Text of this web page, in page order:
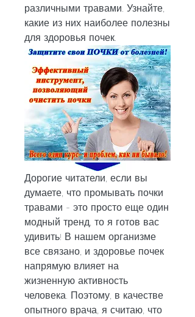
различными травами. Узнайте,
какие из них наиболее полезны
для здоровья почек.
Дорогие читатели, если вы
думаете, что промывать почки
травами - это просто еще один
модный тренд, то я готов вас
удивить! В нашем организме
все связано, и здоровье почек
напрямую влияет на
жизненную активность
человека. Поэтому, в качестве
опытного врача, я считаю, что